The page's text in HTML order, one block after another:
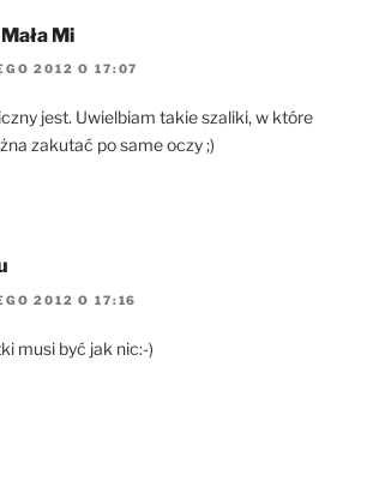
Mi
2012 O 17:07
jest. Uwielbiam takie szaliki, w które
zakutać po same oczy ;)
2012 O 17:16
musi być jak nic:-)